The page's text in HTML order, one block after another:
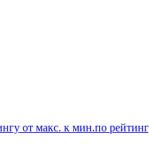
от макс. к мин.по